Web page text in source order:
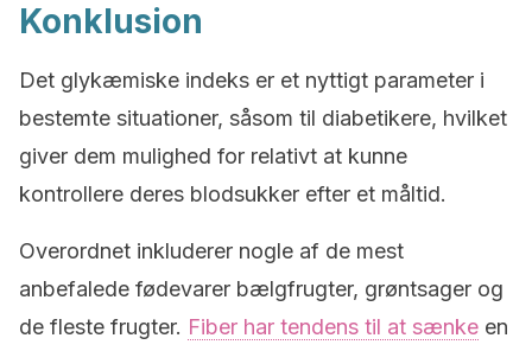
Konklusion
Det glykæmiske indeks er et nyttigt parameter i
bestemte situationer, såsom til diabetikere, hvilket
giver dem mulighed for relativt at kunne
kontrollere deres blodsukker efter et måltid.
Overordnet inkluderer nogle af de mest
anbefalede fødevarer bælgfrugter, grøntsager og
de fleste frugter. Fiber har tendens til at sænke en